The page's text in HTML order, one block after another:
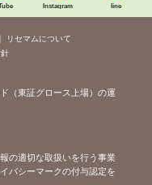
Instagram line
リセマムについて
（東証グロース上場）の運
の適切な取扱いを行う事業
バシーマークの付与認定を